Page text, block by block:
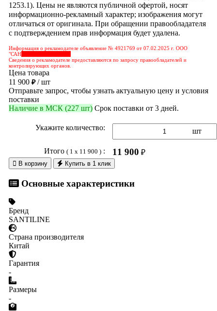
1253.1). Цены не являются публичной офертой, носят
информационно-рекламный характер; изображения могут
отличаться от оригинала. При обращении правообладателя
с подтверждением прав информация будет удалена.
Информация о рекламодателе объявление № 4921769 от 07.02.2025 г. ООО
"САН
Сведения о рекламодателе предоставляются по запросу правообладателей и
контролирующих органов.
Цена товара
11 900 ₽/ шт
Отправьте запрос, чтобы узнать актуальную цену и условия
поставки
Наличие в МСК (227 шт) Срок поставки от 3 дней.
Укажите количество: шт
Итого ( 1 x 11 900 ): 11 900 ₽
 В корзину Купить в 1 клик
Основные характеристики
Бренд
SANTILINE
Страна производителя
Китай
Гарантия
-
Размеры
-